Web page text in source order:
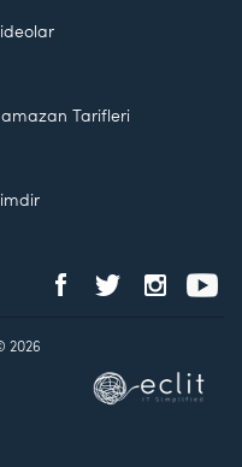
Tarifleri
2026